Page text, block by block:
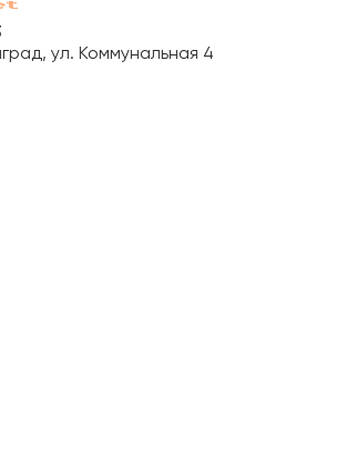
ул. Коммунальная 4